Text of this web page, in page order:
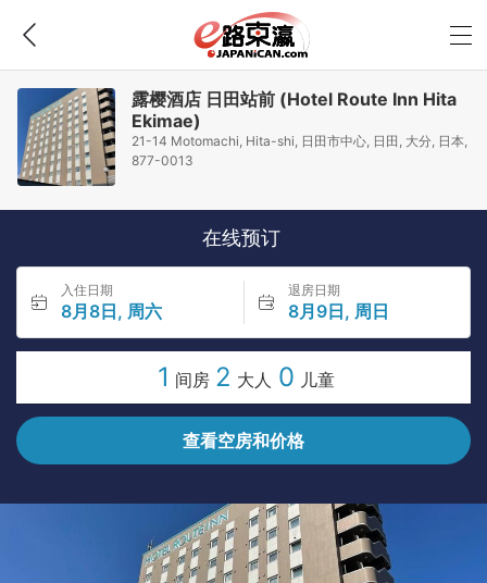
露樱酒店 日田站前 (Hotel Route Inn Hita
Ekimae)
21-14 Motomachi, Hita-shi, 日田市中心, 日田, 大分, 日本,
877-0013
在线预订
入住日期
8月8日, 周六
退房日期
8月9日, 周日
1 间房 2 大人 0 儿童
查看空房和价格